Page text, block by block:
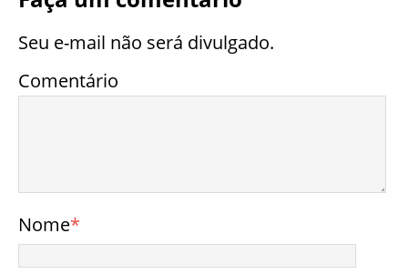
Seu e-mail não será divulgado.
Comentário
Nome*